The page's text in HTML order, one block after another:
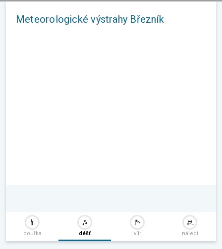
Meteorologické výstrahy Březník
bouřka déšť vítr náledí